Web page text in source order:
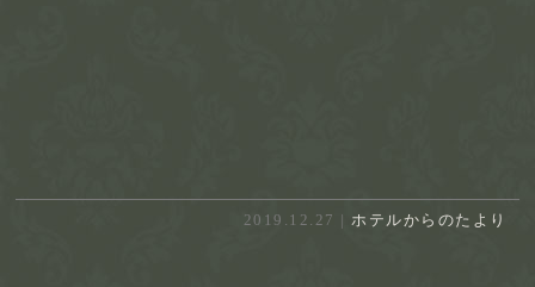
2019.12.27 |ホテルからのたより